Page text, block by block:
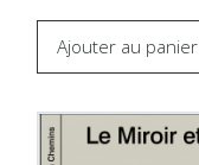
Ajouter au panier